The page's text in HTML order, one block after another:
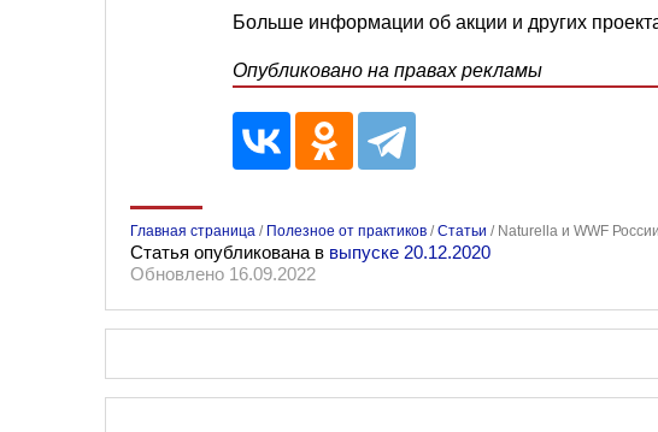
Больше информации об акции и других
Опубликовано на правах рекламы
Главная страница / Полезное от практиков /Статьи / Naturella и WWF
Статья опубликована в выпуске 20.12.2020
Обновлено 16.09.2022